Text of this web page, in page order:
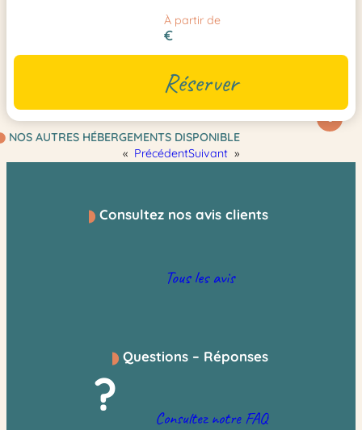
6
À partir de
€
Réserver
NOS AUTRES HÉBERGEMENTS DISPONIBLE
« PrécédentSuivant »
?
Questions – Réponses
Consultez notre FAQ
Consultez nos avis clients
Tous les avis